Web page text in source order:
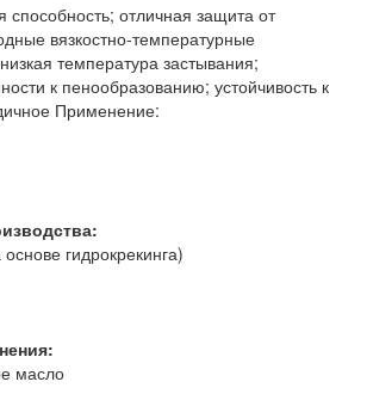
способность; отличная защита от
вязкостно-температурные
температура застывания;
к пенообразованию; устойчивость к
Применение:
гидрокрекинга)
масло